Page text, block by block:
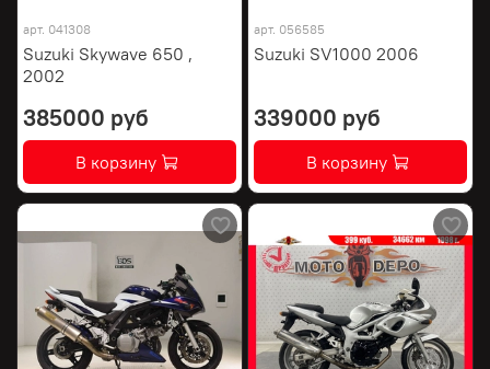
арт. 041308
Suzuki Skywave 650 ,
2002
385000 руб
В корзину
арт. 056585
Suzuki SV1000 2006
339000 руб
В корзину